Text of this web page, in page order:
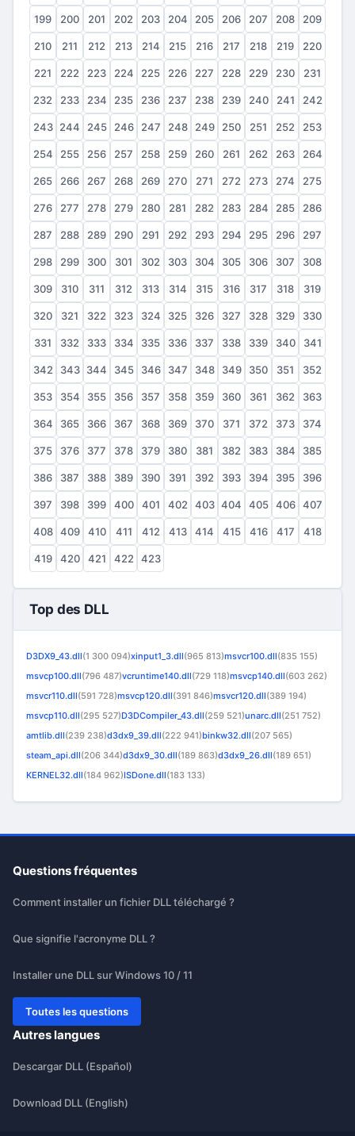
199 200 201 202 203 204 205 206 207 208 209
210 211 212 213 214 215 216 217 218 219 220
221 222 223 224 225 226 227 228 229 230 231
232 233 234 235 236 237 238 239 240 241 242
243 244 245 246 247 248 249 250 251 252 253
254 255 256 257 258 259 260 261 262 263 264
265 266 267 268 269 270 271 272 273 274 275
276 277 278 279 280 281 282 283 284 285 286
287 288 289 290 291 292 293 294 295 296 297
298 299 300 301 302 303 304 305 306 307 308
309 310 311 312 313 314 315 316 317 318 319
320 321 322 323 324 325 326 327 328 329 330
331 332 333 334 335 336 337 338 339 340 341
342 343 344 345 346 347 348 349 350 351 352
353 354 355 356 357 358 359 360 361 362 363
364 365 366 367 368 369 370 371 372 373 374
375 376 377 378 379 380 381 382 383 384 385
386 387 388 389 390 391 392 393 394 395 396
397 398 399 400 401 402 403 404 405 406 407
408 409 410 411 412 413 414 415 416 417 418
419 420 421 422 423
Top des DLL
D3DX9_43.dll(1 300 094)xinput1_3.dll(965 813)msvcr100.dll(835 155)
msvcp100.dll(796 487)vcruntime140.dll(729 118)msvcp140.dll(603 262)
msvcr110.dll(591 728)msvcp120.dll(391 846)msvcr120.dll(389 194)
msvcp110.dll(295 527)D3DCompiler_43.dll(259 521)unarc.dll(251 752)
amtlib.dll(239 238)d3dx9_39.dll(222 941)binkw32.dll(207 565)
steam_api.dll(206 344)d3dx9_30.dll(189 863)d3dx9_26.dll(189 651)
KERNEL32.dll(184 962)ISDone.dll(183 133)
Questions fréquentes
Comment installer un fichier DLL téléchargé ?
Que signifie l'acronyme DLL ?
Installer une DLL sur Windows 10 / 11
Toutes les questions
Autres langues
Descargar DLL (Español)
Download DLL (English)